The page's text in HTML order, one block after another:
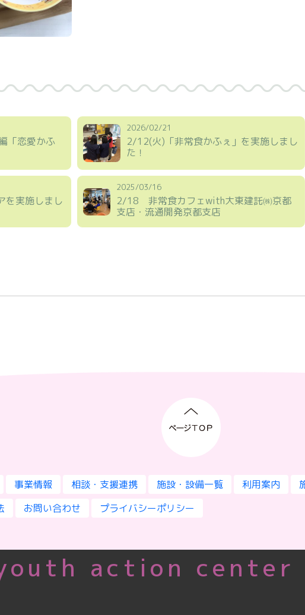
「恋愛かふ
2026/02/21
2/12(火)「非常食かふぇ」を実施しまし
た！
を実施しまし
2025/03/16
2/18 非常食カフェwith大東建託㈱京都
支店・流通開発京都支店
事業情報 相談・支援連携 施設・設備一覧 利用案内
お問い合わせ プライバシーポリシー
action center